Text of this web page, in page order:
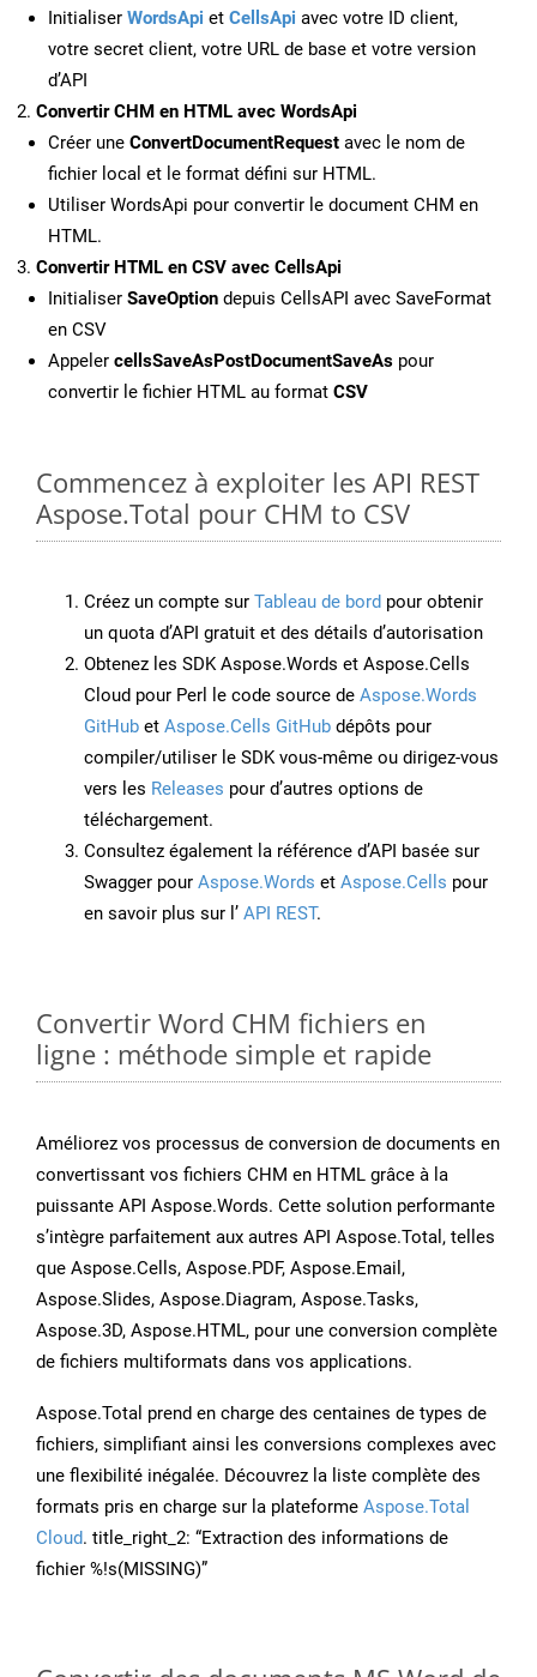
Initialiser WordsApi et CellsApi avec votre ID client,
votre secret client, votre URL de base et votre version
d’API
Convertir CHM en HTML avec WordsApi
Créer une ConvertDocumentRequest avec le nom de
fichier local et le format défini sur HTML.
Utiliser WordsApi pour convertir le document CHM en
HTML.
Convertir HTML en CSV avec CellsApi
Initialiser SaveOption depuis CellsAPI avec SaveFormat
en CSV
Appeler cellsSaveAsPostDocumentSaveAs pour
convertir le fichier HTML au format CSV
Commencez à exploiter les API REST
Aspose.Total pour CHM to CSV
Créez un compte sur Tableau de bord pour obtenir
un quota d’API gratuit et des détails d’autorisation
Obtenez les SDK Aspose.Words et Aspose.Cells
Cloud pour Perl le code source de Aspose.Words
GitHub et Aspose.Cells GitHub dépôts pour
compiler/utiliser le SDK vous-même ou dirigez-vous
vers les Releases pour d’autres options de
téléchargement.
Consultez également la référence d’API basée sur
Swagger pour Aspose.Words et Aspose.Cells pour
en savoir plus sur l’ API REST.
Convertir Word CHM fichiers en
ligne : méthode simple et rapide
Améliorez vos processus de conversion de documents en
convertissant vos fichiers CHM en HTML grâce à la
puissante API Aspose.Words. Cette solution performante
s’intègre parfaitement aux autres API Aspose.Total, telles
que Aspose.Cells, Aspose.PDF, Aspose.Email,
Aspose.Slides, Aspose.Diagram, Aspose.Tasks,
Aspose.3D, Aspose.HTML, pour une conversion complète
de fichiers multiformats dans vos applications.
Aspose.Total prend en charge des centaines de types de
fichiers, simplifiant ainsi les conversions complexes avec
une flexibilité inégalée. Découvrez la liste complète des
formats pris en charge sur la plateforme Aspose.Total
Cloud. title_right_2: “Extraction des informations de
fichier %!s(MISSING)”